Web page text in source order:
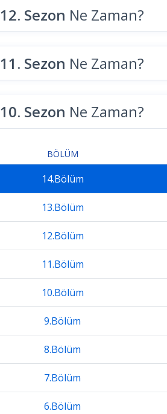
12. Sezon Ne Zaman?
11. Sezon Ne Zaman?
10. Sezon Ne Zaman?
BÖLÜM
14.Bölüm
13.Bölüm
12.Bölüm
11.Bölüm
10.Bölüm
9.Bölüm
8.Bölüm
7.Bölüm
6.Bölüm